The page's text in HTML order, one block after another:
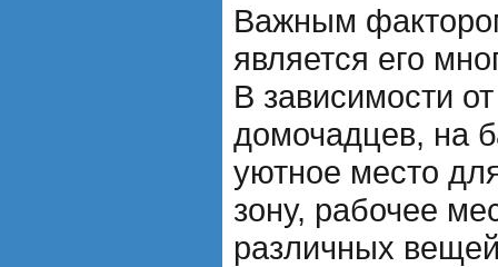
Важным
является его
В зависимости
домочадцев, на
уютное место
зону, рабочее
различных